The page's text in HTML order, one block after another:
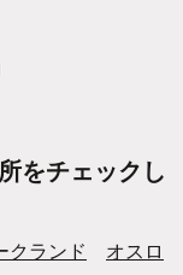
をチェックし
クランド
オスロ